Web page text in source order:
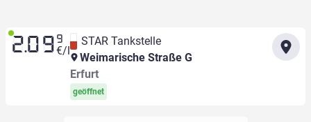
2.09 9
€/l
STAR Tankstelle
Weimarische Straße G
Erfurt
geöffnet